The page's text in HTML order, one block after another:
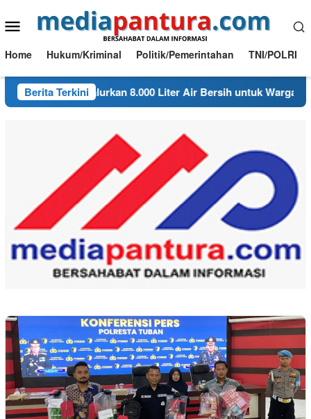
ke
Menu
Mobile
Home Hukum/Kriminal Politik/Pemerintahan TNI/POLRI
Berita Terkini
Ngambon Salurkan 8.000 Liter Air Bersih untuk Warga Desa